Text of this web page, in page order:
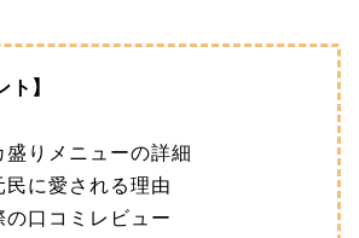
ト】
盛りメニューの詳細
民に愛される理由
の口コミレビュー